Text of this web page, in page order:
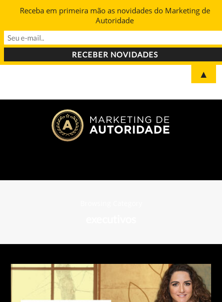
Receba em primeira mão as novidades do Marketing de
Autoridade
▲